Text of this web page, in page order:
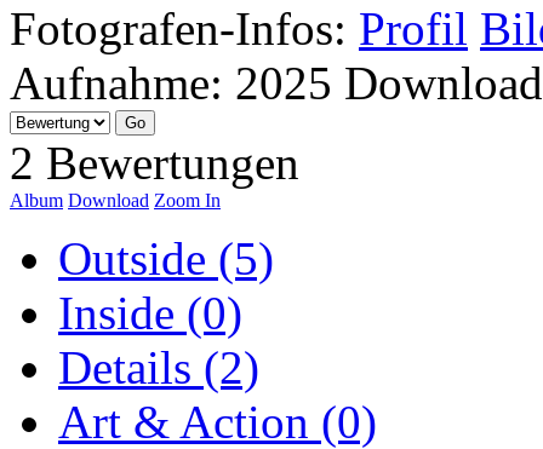
Fotografen-Infos: Profil
Aufnahme: 2025
2 Bewertungen
Album Download Zoom In
Outside (5)
Inside (0)
Details (2)
Art & Action (0)